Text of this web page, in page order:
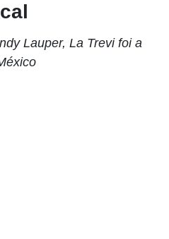
Lauper, La Trevi foi a